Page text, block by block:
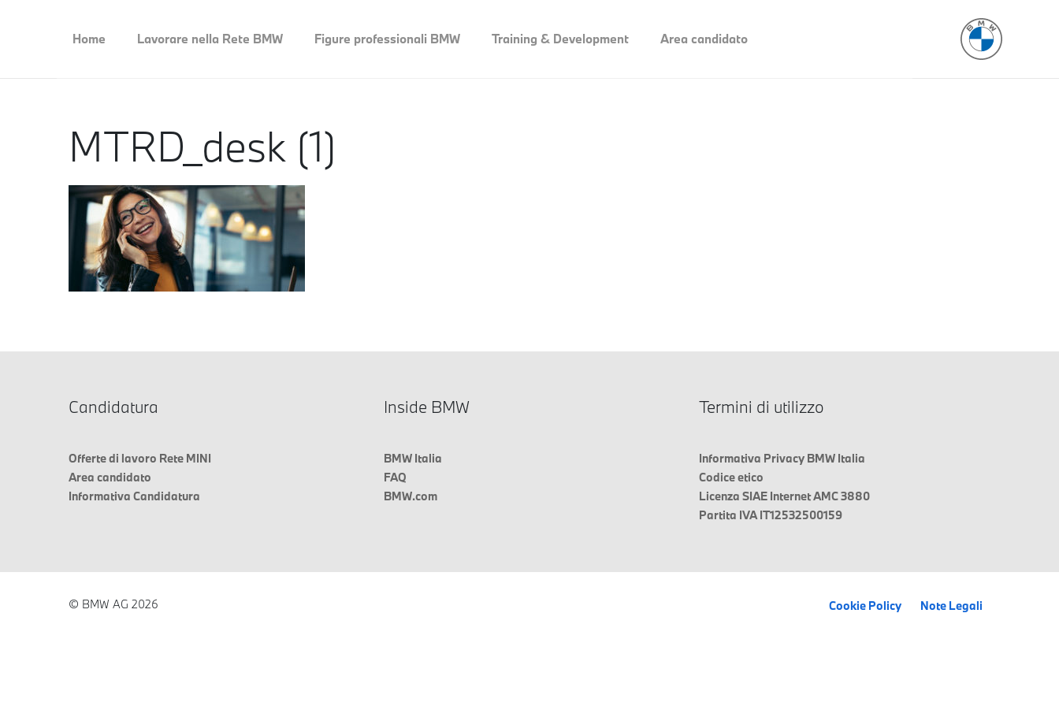
Home Lavorare nella Rete BMW Figure professionali BMW Training & Development Area candidato
MTRD_desk (1)
Candidatura
Offerte di lavoro Rete MINI
Area candidato
Informativa Candidatura
Inside BMW
BMW Italia
FAQ
BMW.com
Termini di utilizzo
Informativa Privacy BMW Italia
Codice etico
Licenza SIAE Internet AMC 3880
Partita IVA IT12532500159
© BMW AG 2026 Cookie Policy Note Legali